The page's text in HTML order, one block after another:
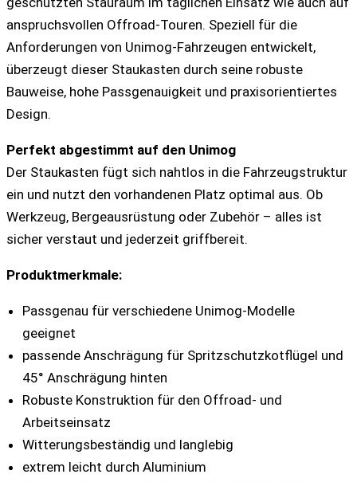
anspruchsvollen Offroad-Touren. Speziell für die
Anforderungen von Unimog-Fahrzeugen entwickelt,
überzeugt dieser Staukasten durch seine robuste
Bauweise, hohe Passgenauigkeit und praxisorientiertes
Design.
Perfekt abgestimmt auf den Unimog
Der Staukasten fügt sich nahtlos in die Fahrzeugstruktur
ein und nutzt den vorhandenen Platz optimal aus. Ob
Werkzeug, Bergeausrüstung oder Zubehör – alles ist
sicher verstaut und jederzeit griffbereit.
Produktmerkmale:
Passgenau für verschiedene Unimog-Modelle
geeignet
passende Anschrägung für Spritzschutzkotflügel und
45° Anschrägung hinten
Robuste Konstruktion für den Offroad- und
Arbeitseinsatz
Witterungsbeständig und langlebig
extrem leicht durch Aluminium